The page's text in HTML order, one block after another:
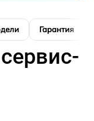
Гарантия